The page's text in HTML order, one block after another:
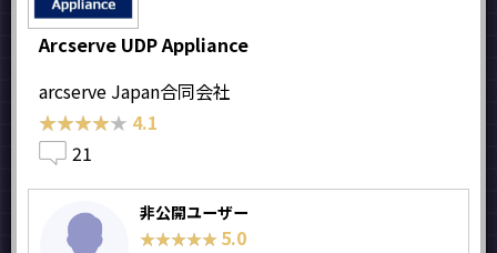
Arcserve UDP Appliance
arcserve Japan合同会社
★★★★★
★★★★★ 4.1
21
非公開ユーザー
★★★★★
★★★★★ 5.0